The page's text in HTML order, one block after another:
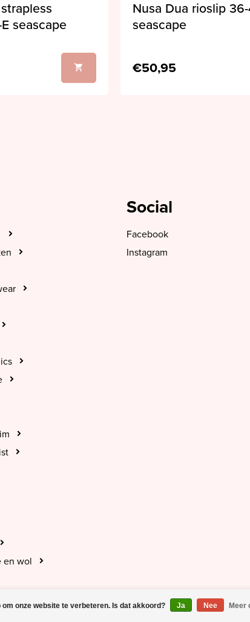
seascape
Nusa Dua rioslip
seascape
€50,95
en wol
Social
Facebook
Instagram
onze website te verbeteren. Is dat akkoord? Ja Nee Meer